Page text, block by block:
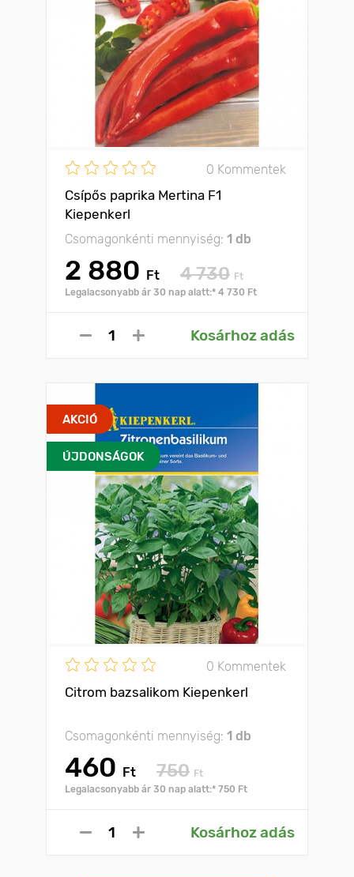
0 Kommentek
Csípős paprika Mertina F1
Kiepenkerl
Csomagonkénti mennyiség: 1 db
2 880 Ft 4 730 Ft
Legalacsonyabb ár 30 nap alatt:* 4 730 Ft
Kosárhoz adás
AKCIÓ
ÚJDONSÁGOK
0 Kommentek
Citrom bazsalikom Kiepenkerl
Csomagonkénti mennyiség: 1 db
460 Ft 750 Ft
Legalacsonyabb ár 30 nap alatt:* 750 Ft
Kosárhoz adás